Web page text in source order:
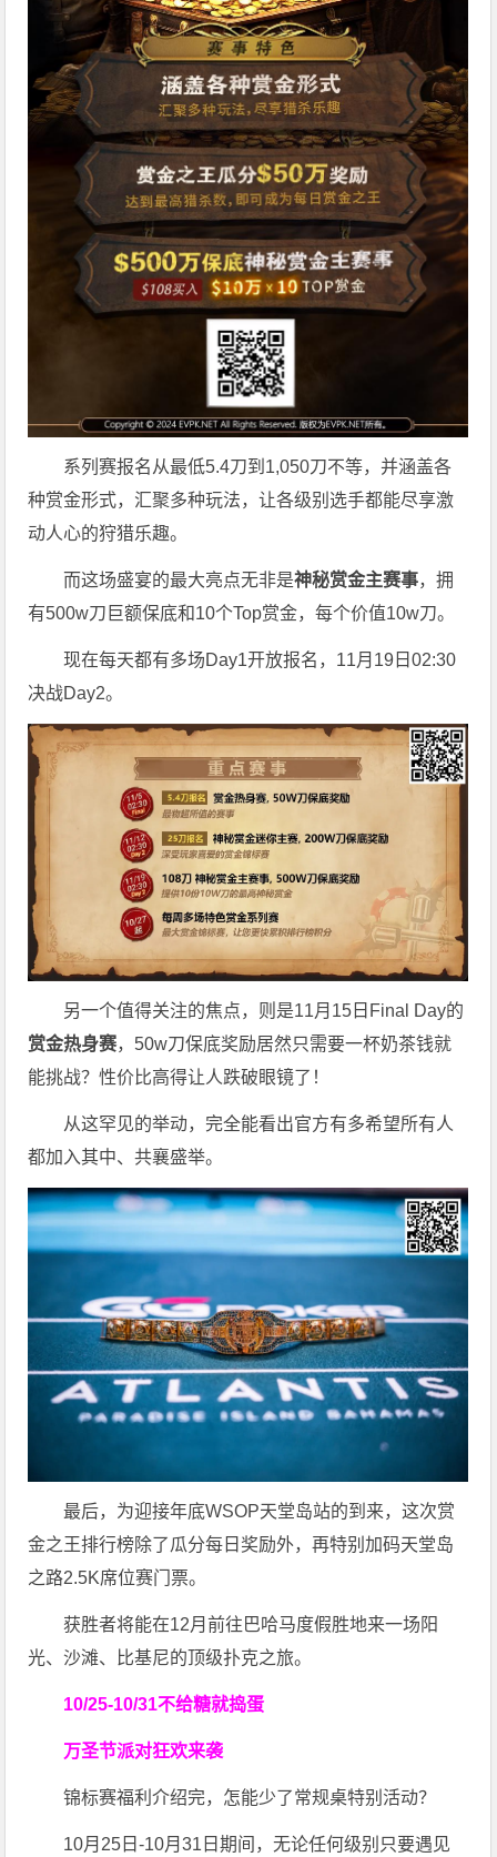
系列赛报名从最低5.4刀到1,050刀不等，并涵盖各
种赏金形式，汇聚多种玩法，让各级别选手都能尽享激
动人心的狩猎乐趣。
而这场盛宴的最大亮点无非是神秘赏金主赛事，拥
有500w刀巨额保底和10个Top赏金，每个价值10w刀。
现在每天都有多场Day1开放报名，11月19日02:30
决战Day2。
另一个值得关注的焦点，则是11月15日Final Day的
赏金热身赛，50w刀保底奖励居然只需要一杯奶茶钱就
能挑战？性价比高得让人跌破眼镜了！
从这罕见的举动，完全能看出官方有多希望所有人
都加入其中、共襄盛举。
最后，为迎接年底WSOP天堂岛站的到来，这次赏
金之王排行榜除了瓜分每日奖励外，再特别加码天堂岛
之路2.5K席位赛门票。
获胜者将能在12月前往巴哈马度假胜地来一场阳
光、沙滩、比基尼的顶级扑克之旅。
10/25-10/31不给糖就捣蛋
万圣节派对狂欢来袭
锦标赛福利介绍完，怎能少了常规桌特别活动？
10月25日-10月31日期间，无论任何级别只要遇见